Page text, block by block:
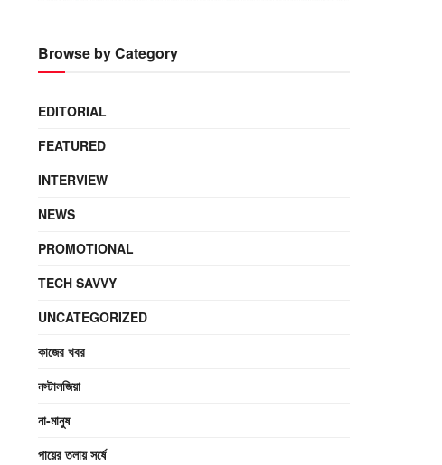
Browse by Category
EDITORIAL
FEATURED
INTERVIEW
NEWS
PROMOTIONAL
TECH SAVVY
UNCATEGORIZED
কাজের খবর
নস্টালজিয়া
না-মানুষ
পায়ের তলায় সর্ষে